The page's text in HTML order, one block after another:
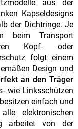
aus der
Kapseldesigns
der Dichtringe. Je
beim Transport
Kopf- oder
folgt einem
Design und
an den Träger
wie Linksschützen
einfach und
elektronischen
arbeitet von der